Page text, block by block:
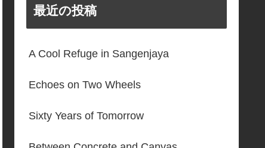
最近の投稿
A Cool Refuge in Sangenjaya
Echoes on Two Wheels
Sixty Years of Tomorrow